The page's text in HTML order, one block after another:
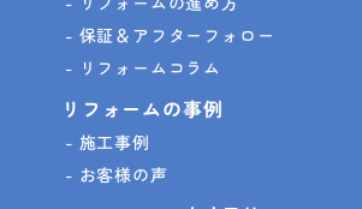
保証＆アフターフォロー
リフォームコラム
リフォームの事例
施工事例
お客様の声